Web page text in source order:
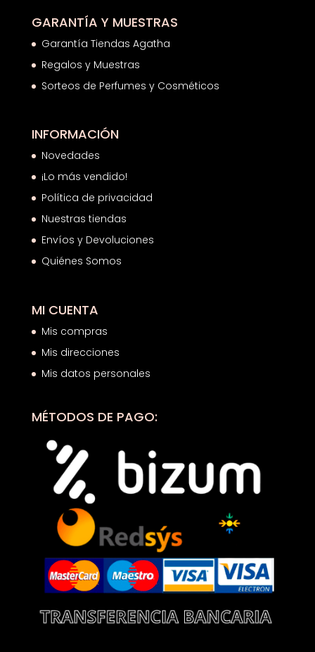
GARANTÍA Y MUESTRAS
Garantía Tiendas Agatha
Regalos y Muestras
Sorteos de Perfumes y Cosméticos
INFORMACIÓN
Novedades
¡Lo más vendido!
Política de privacidad
Nuestras tiendas
Envíos y Devoluciones
Quiénes Somos
MI CUENTA
Mis compras
Mis direcciones
Mis datos personales
MÉTODOS DE PAGO: